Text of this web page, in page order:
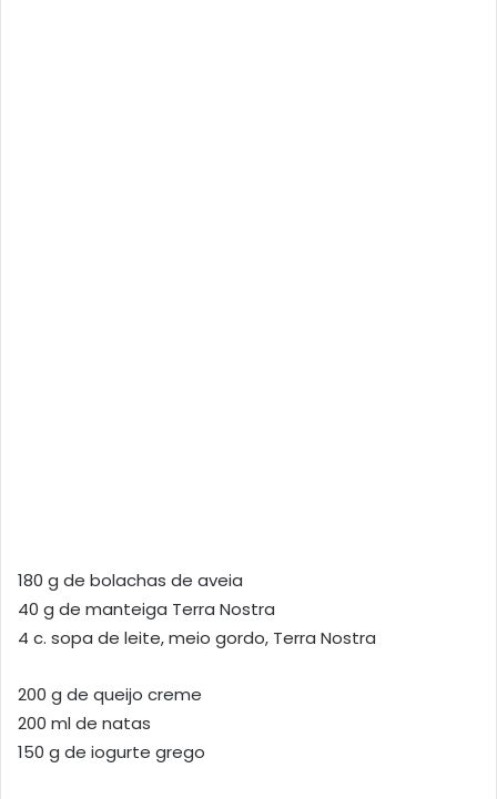
180 g de bolachas de aveia
40 g de manteiga Terra Nostra
4 c. sopa de leite, meio gordo, Terra Nostra
200 g de queijo creme
200 ml de natas
150 g de iogurte grego